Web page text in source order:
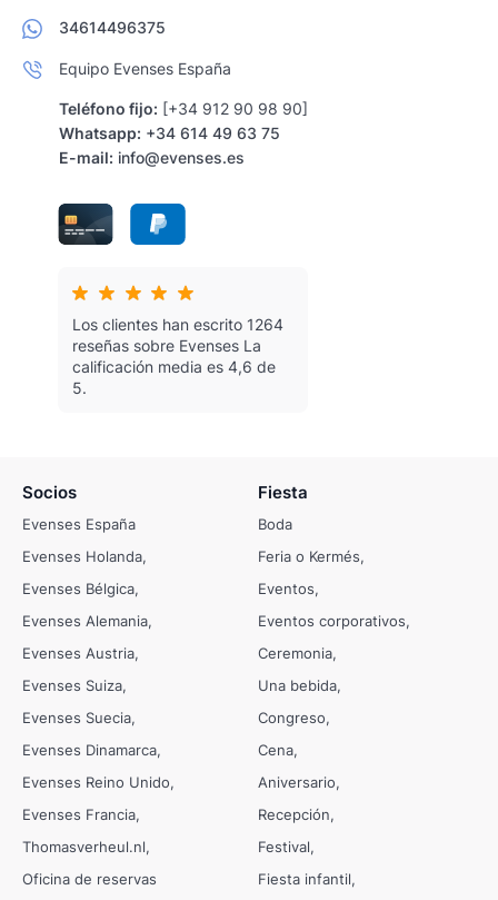
34614496375
Equipo Evenses España
Teléfono fijo: [+34 912 90 98 90]
Whatsapp: +34 614 49 63 75
E-mail: info@evenses.es
Los clientes han escrito 1264
reseñas sobre Evenses La
calificación media es 4,6 de
5.
Socios
Evenses España
Evenses Holanda
Evenses Bélgica
Evenses Alemania
Evenses Austria
Evenses Suiza
Evenses Suecia
Evenses Dinamarca
Evenses Reino Unido
Evenses Francia
Thomasverheul.nl
Oficina de reservas
Fiesta
Boda
Feria o Kermés
Eventos
Eventos corporativos
Ceremonia
Una bebida
Congreso
Cena
Aniversario
Recepción
Festival
Fiesta infantil